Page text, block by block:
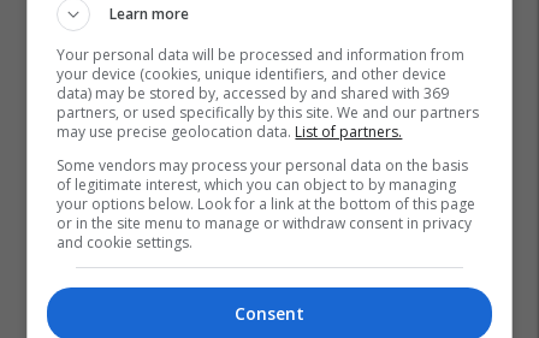
Learn more
Your personal data will be processed and information from
your device (cookies, unique identifiers, and other device
data) may be stored by, accessed by and shared with 369
partners, or used specifically by this site. We and our partners
may use precise geolocation data. List of partners.
Some vendors may process your personal data on the basis
of legitimate interest, which you can object to by managing
your options below. Look for a link at the bottom of this page
or in the site menu to manage or withdraw consent in privacy
and cookie settings.
Consent